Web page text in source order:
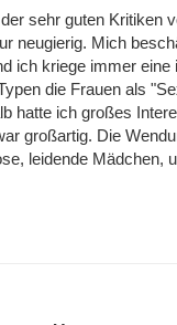
sehr guten Kritiken
neugierig. Mich
ich kriege immer
die Frauen als
hatte ich großes
großartig. Die
leidende Mädchen,